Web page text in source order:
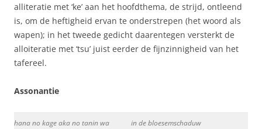
alliteratie met ‘ke’ aan het hoofdthema, de strijd, ontleend
is, om de heftigheid ervan te onderstrepen (het woord als
wapen); in het tweede gedicht daarentegen versterkt de
alloiteratie met ‘tsu’ juist eerder de fijnzinnigheid van het
tafereel.
Assonantie
hana no kage aka no tanin wa
in de bloesemschaduw